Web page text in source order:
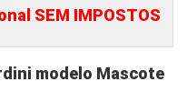
SEM IMPOSTOS
modelo Mascote